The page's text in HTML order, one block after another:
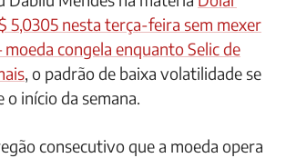
5,0305 nesta terça-feira sem mexer
congela enquanto Selic de
, o padrão de baixa volatilidade se
o início da semana.
consecutivo que a moeda opera